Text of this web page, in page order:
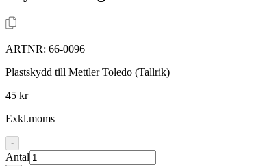
ARTNR: 66-0096
Plastskydd till Mettler Toledo (Tallrik)
45 kr
Exkl.moms
-
Antal